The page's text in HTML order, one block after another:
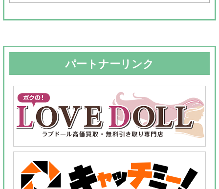
象:
パートナーリンク